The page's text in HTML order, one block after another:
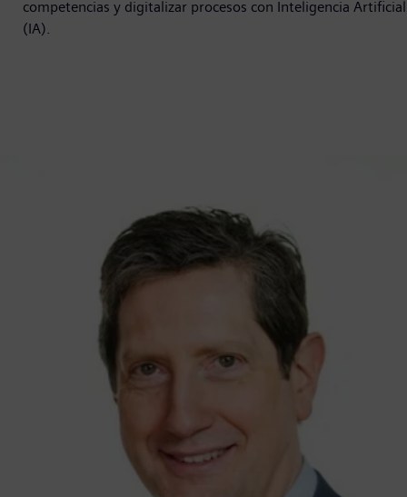
competencias y digitalizar procesos con Inteligencia Artificial
(IA).